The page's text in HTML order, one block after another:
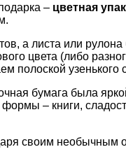
– цветная
а листа или
цвета (либо
полоской узенького
бумага была
– книги,
своим необычным